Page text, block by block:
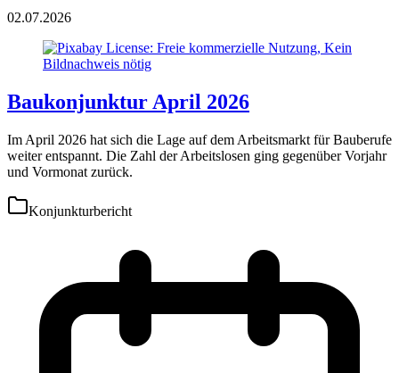
02.07.2026
Baukonjunktur April 2026
Im April 2026 hat sich die Lage auf dem Arbeitsmarkt für Bauberufe
weiter entspannt. Die Zahl der Arbeitslosen ging gegenüber Vorjahr
und Vormonat zurück.
Konjunkturbericht